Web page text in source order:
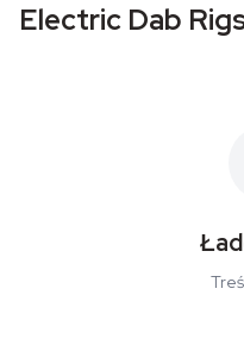
Electric Dab